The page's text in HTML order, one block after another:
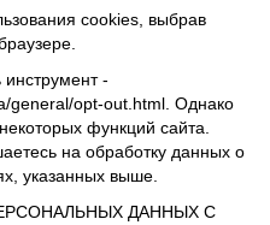
cookies, выбрав
-
general/opt-out.html. Однако
функций сайта.
на обработку данных о
указанных выше.
ДАННЫХ С